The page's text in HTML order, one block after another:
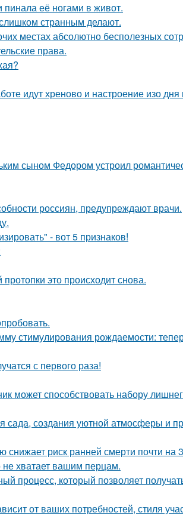
пинала её ногами в живот.
странным делают.
местах абсолютно бесполезных
права.
идут хреново и настроение изо
сыном Федором устроил
россиян, предупреждают врачи.
- вот 5 признаков!
это происходит снова.
стимулирования рождаемости:
с первого раза!
может способствовать набору
сада, создания уютной атмосферы и
риск ранней смерти почти на
не хватает вашим перцам.
процесс, который позволяет
от ваших потребностей, стиля